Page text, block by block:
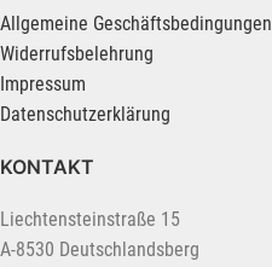
Allgemeine Geschäftsbedingungen
Widerrufsbelehrung
Impressum
Datenschutzerklärung
KONTAKT
Liechtensteinstraße 15
A-8530 Deutschlandsberg